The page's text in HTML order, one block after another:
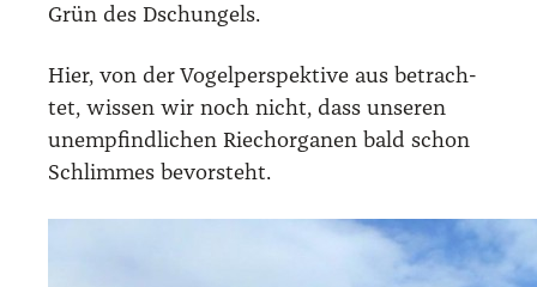
Grün des Dschun­gels.
Hier, von der Vogel­per­spek­ti­ve aus betrach­
tet, wis­sen wir noch nicht, dass unse­ren
unemp­find­li­chen Riech­or­ga­nen bald schon
Schlim­mes bevor­steht.